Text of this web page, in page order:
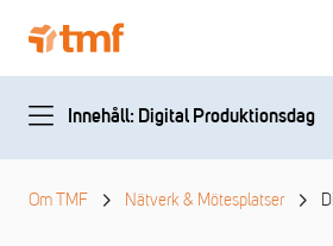
Innehåll: Digital Produktionsdag
Om TMF Nätverk & Mötesplatser